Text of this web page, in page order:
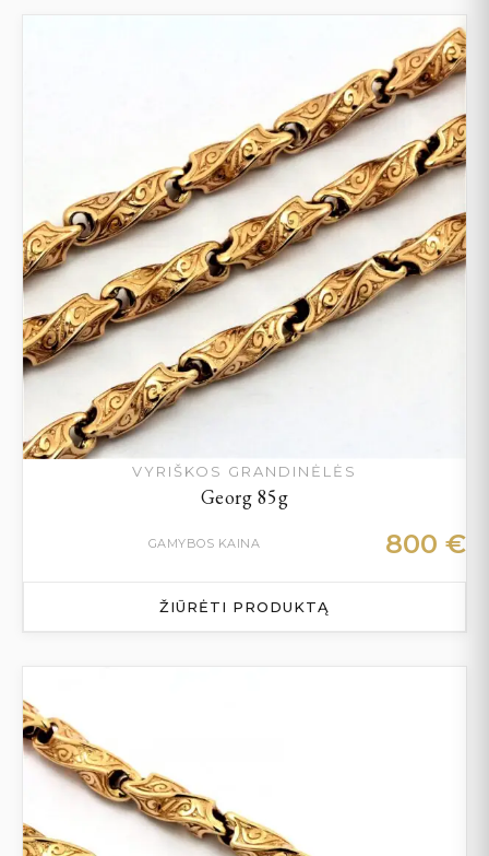
VYRIŠKOS GRANDINĖLĖS
Georg 85g
GAMYBOS KAINA 800 €
ŽIŪRĖTI PRODUKTĄ